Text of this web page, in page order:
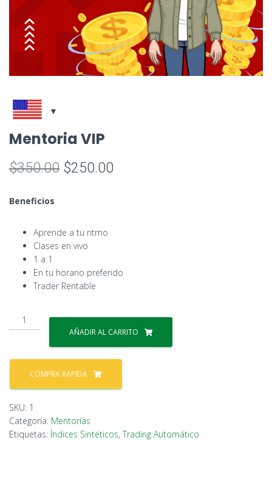
Mentoria VIP
$350.00 El
era:
$250.00
Beneficios
Aprende a tu ritmo
Clases en vivo
1 a 1
En tu horario preferido
Trader Rentable
Mentoria
VIP
AÑADIR AL CARRITO
COMPRA RAPIDA
SKU: 1
Categoría: Mentorías
Etiquetas: Índices Sintéticos,Trading Automático